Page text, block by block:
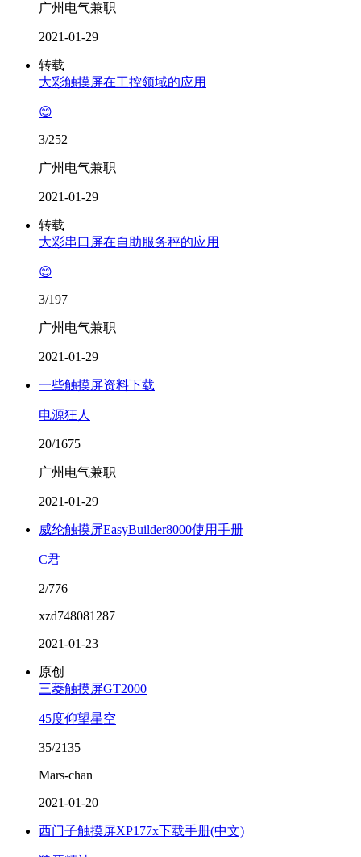
广州电气兼职
2021-01-29
转载
大彩触摸屏在工控领域的应用
😊
3/252
广州电气兼职
2021-01-29
转载
大彩串口屏在自助服务秤的应用
😊
3/197
广州电气兼职
2021-01-29
一些触摸屏资料下载
电源狂人
20/1675
广州电气兼职
2021-01-29
威纶触摸屏EasyBuilder8000使用手册
C君
2/776
xzd748081287
2021-01-23
原创
三菱触摸屏GT2000
45度仰望星空
35/2135
Mars-chan
2021-01-20
西门子触摸屏XP177x下载手册(中文)